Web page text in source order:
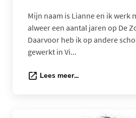
Mijn naam is Lianne en ik werk
alweer een aantal jaren op De
Daarvoor heb ik op andere
gewerkt in Vi...
Lees meer...